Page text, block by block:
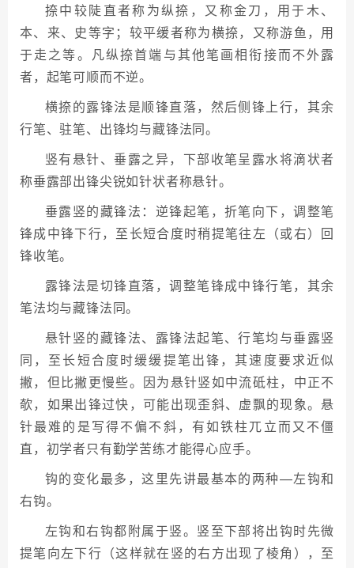
捺中较陡直者称为纵捺，又称金刀，用于木、
本、来、史等字；较平缓者称为横捺，又称游鱼，用
于走之等。凡纵捺首端与其他笔画相衔接而不外露
者，起笔可顺而不逆。
横捺的露锋法是顺锋直落，然后侧锋上行，其余
行笔、驻笔、出锋均与藏锋法同。
竖有悬针、垂露之异，下部收笔呈露水将滴状者
称垂露部出锋尖锐如针状者称悬针。
垂露竖的藏锋法：逆锋起笔，折笔向下，调整笔
锋成中锋下行，至长短合度时稍提笔往左（或右）回
锋收笔。
露锋法是切锋直落，调整笔锋成中锋行笔，其余
笔法均与藏锋法同。
悬针竖的藏锋法、露锋法起笔、行笔均与垂露竖
同，至长短合度时缓缓提笔出锋，其速度要求近似
撇，但比撇更慢些。因为悬针竖如中流砥柱，中正不
欹，如果出锋过快，可能出现歪斜、虚飘的现象。悬
针最难的是写得不偏不斜，有如铁柱兀立而又不僵
直，初学者只有勤学苦练才能得心应手。
钩的变化最多，这里先讲最基本的两种—左钩和
右钩。
左钩和右钩都附属于竖。竖至下部将出钩时先微
提笔向左下行（这样就在竖的右方出现了棱角），至